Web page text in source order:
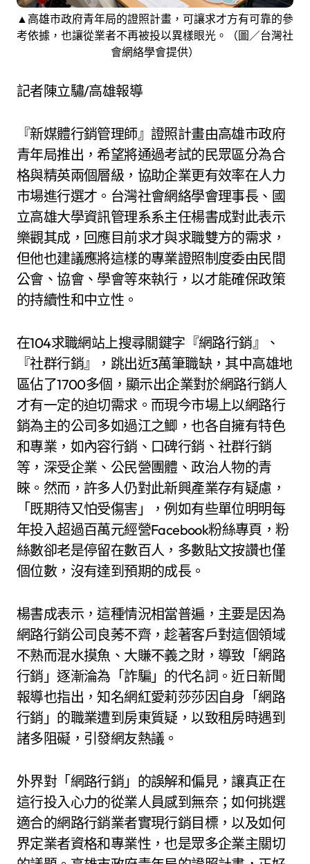
▲高雄市政府青年局的證照計畫，可讓求才方有可靠的參
考依據，也讓從業者不再被投以異樣眼光。（圖／台灣社
會網絡學會提供）
記者陳立驌/高雄報導
『新媒體行銷管理師』證照計畫由高雄市政府
青年局推出，希望將通過考試的民眾區分為合
格與精英兩個層級，協助企業更有效率在人力
市場進行選才。台灣社會網絡學會理事長、國
立高雄大學資訊管理系系主任楊書成對此表示
樂觀其成，回應目前求才與求職雙方的需求，
但他也建議應將這樣的專業證照制度委由民間
公會、協會、學會等來執行，以才能確保政策
的持續性和中立性。
在104求職網站上搜尋關鍵字『網路行銷』、
『社群行銷』，跳出近3萬筆職缺，其中高雄地
區佔了1700多個，顯示出企業對於網路行銷人
才有一定的迫切需求。而現今市場上以網路行
銷為主的公司多如過江之鯽，也各自擁有特色
和專業，如內容行銷、口碑行銷、社群行銷
等，深受企業、公民營團體、政治人物的青
睞。然而，許多人仍對此新興產業存有疑慮，
「既期待又怕受傷害」，例如有些單位明明每
年投入超過百萬元經營Facebook粉絲專頁，粉
絲數卻老是停留在數百人，多數貼文按讚也僅
個位數，沒有達到預期的成長。
楊書成表示，這種情況相當普遍，主要是因為
網路行銷公司良莠不齊，趁著客戶對這個領域
不熟而混水摸魚、大賺不義之財，導致「網路
行銷」逐漸淪為「詐騙」的代名詞。近日新聞
報導也指出，知名網紅愛莉莎莎因自身「網路
行銷」的職業遭到房東質疑，以致租房時遇到
諸多阻礙，引發網友熱議。
外界對「網路行銷」的誤解和偏見，讓真正在
這行投入心力的從業人員感到無奈；如何挑選
適合的網路行銷業者實現行銷目標，以及如何
界定業者資格和專業性，也是眾多企業主關切